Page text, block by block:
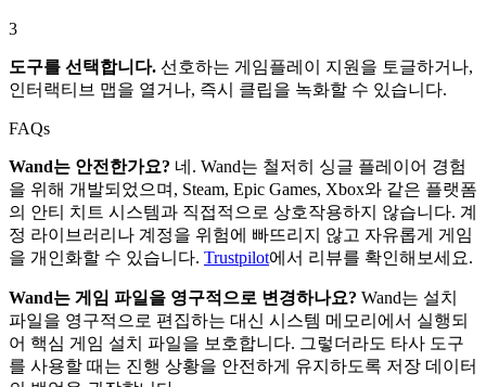
3
도구를 선택합니다. 선호하는 게임플레이 지원을 토글하거나,
인터랙티브 맵을 열거나, 즉시 클립을 녹화할 수 있습니다.
FAQs
Wand는 안전한가요? 네. Wand는 철저히 싱글 플레이어 경험
을 위해 개발되었으며, Steam, Epic Games, Xbox와 같은 플랫폼
의 안티 치트 시스템과 직접적으로 상호작용하지 않습니다. 계
정 라이브러리나 계정을 위험에 빠뜨리지 않고 자유롭게 게임
을 개인화할 수 있습니다. Trustpilot에서 리뷰를 확인해보세요.
Wand는 게임 파일을 영구적으로 변경하나요? Wand는 설치
파일을 영구적으로 편집하는 대신 시스템 메모리에서 실행되
어 핵심 게임 설치 파일을 보호합니다. 그렇더라도 타사 도구
를 사용할 때는 진행 상황을 안전하게 유지하도록 저장 데이터